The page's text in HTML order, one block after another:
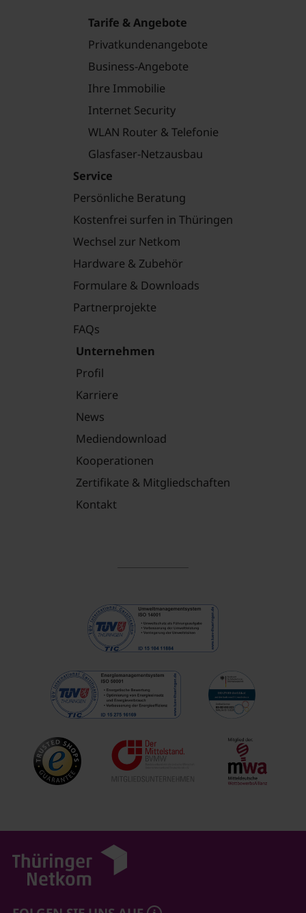
Tarife & Angebote
Privatkundenangebote
Business-Angebote
Ihre Immobilie
Internet Security
WLAN Router & Telefonie
Glasfaser-Netzausbau
Service
Persönliche Beratung
Kostenfrei surfen in Thüringen
Wechsel zur Netkom
Hardware & Zubehör
Formulare & Downloads
Partnerprojekte
FAQs
Unternehmen
Profil
Karriere
News
Mediendownload
Kooperationen
Zertifikate & Mitgliedschaften
Kontakt